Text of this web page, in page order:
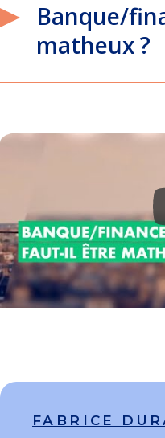
Banque/
matheux ?
FABRICE